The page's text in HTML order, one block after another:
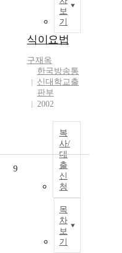
보
기
식이요법
구재옥
한국방송통
신대학교출
판부
2002
복
사/
대
출
신
청
목
차
보
기
9